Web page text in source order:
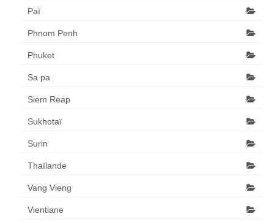
Paï
Phnom Penh
Phuket
Sa pa
Siem Reap
Sukhotaï
Surin
Thaïlande
Vang Vieng
Vientiane